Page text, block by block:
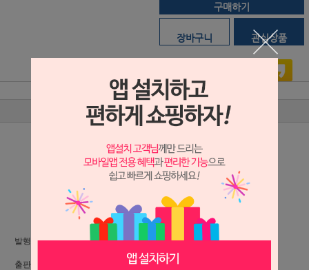
구매하기
장바구니 관심상품
상품리뷰
상세정보 새창 열기
상세 정보를 확대해 보실 수 있습니다.
발행일: 2019.11.20, 480p/23cm * 30cm, 칼라인쇄,
출판: 도서출판 웰, ISBN 978-89-97113-64-4